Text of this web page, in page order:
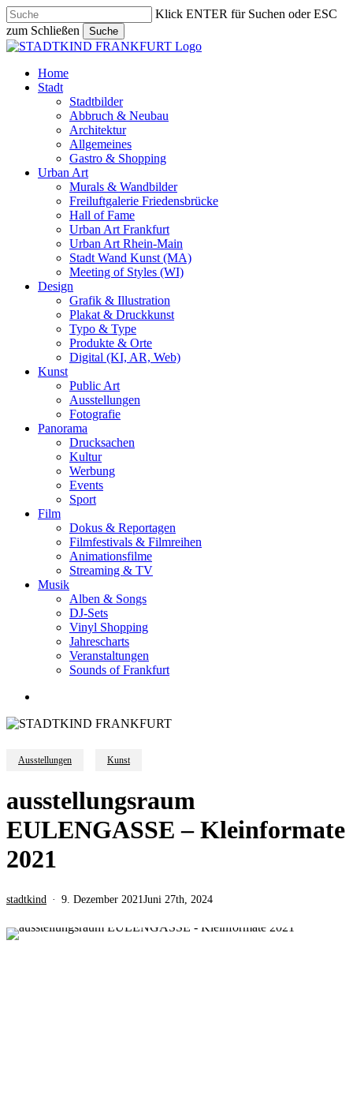
Skip
to
main
content
Klick ENTER für Suchen oder ESC
zum Schließen
Suche
Close
search
Menu
Home
Stadt
Stadtbilder
Abbruch & Neubau
Architektur
Allgemeines
Gastro & Shopping
Urban Art
Murals & Wandbilder
Freiluftgalerie Friedensbrücke
Hall of Fame
Urban Art Frankfurt
Urban Art Rhein-Main
Stadt Wand Kunst (MA)
Meeting of Styles (WI)
Design
Grafik & Illustration
Plakat & Druckkunst
Typo & Type
Produkte & Orte
Digital (KI, AR, Web)
Kunst
Public Art
Ausstellungen
Fotografie
Panorama
Drucksachen
Kultur
Werbung
Events
Sport
Film
Dokus & Reportagen
Filmfestivals & Filmreihen
Animationsfilme
Streaming & TV
Musik
Alben & Songs
DJ-Sets
Vinyl Shopping
Jahrescharts
Veranstaltungen
Sounds of Frankfurt
Ausstellungen Kunst
ausstellungsraum
EULENGASSE – Kleinformate
2021
stadtkind 9. Dezember 2021 Juni 27th, 2024